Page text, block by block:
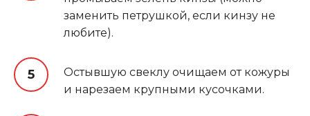
заменить петрушкой, если кинзу не
любите).
Остывшую свеклу очищаем от кожуры
и нарезаем крупными кусочками.